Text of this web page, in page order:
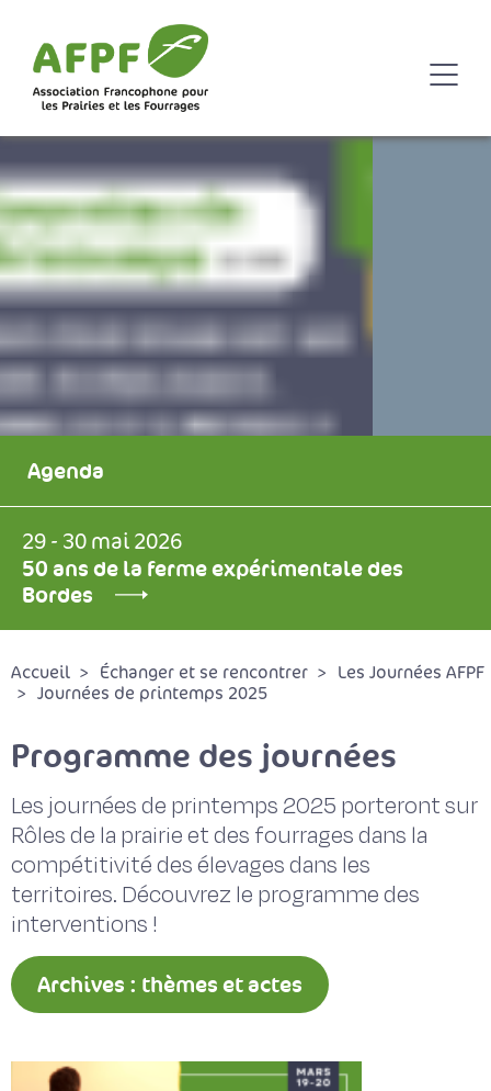
Agenda
29 - 30 mai 2026
50 ans de la ferme expérimentale des
Bordes
Accueil Échanger et se rencontrer
Les Journées AFPF
Journées de printemps 2025
Programme des journées
Les journées de printemps 2025 porteront sur
Rôles de la prairie et des fourrages dans la
compétitivité des élevages dans les
territoires. Découvrez le programme des
interventions !
Archives : thèmes et actes